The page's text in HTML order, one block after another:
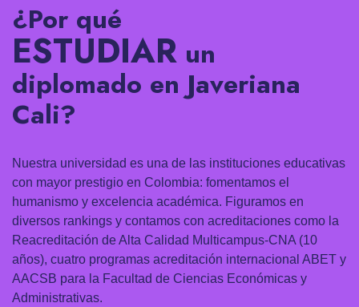
¿Por qué
ESTUDIAR un
diplomado en Javeriana
Cali?
Nuestra universidad es una de las instituciones educativas
con mayor prestigio en Colombia: fomentamos el
humanismo y excelencia académica. Figuramos en
diversos rankings y contamos con acreditaciones como la
Reacreditación de Alta Calidad Multicampus-CNA (10
años), cuatro programas acreditación internacional ABET y
AACSB para la Facultad de Ciencias Económicas y
Administrativas.